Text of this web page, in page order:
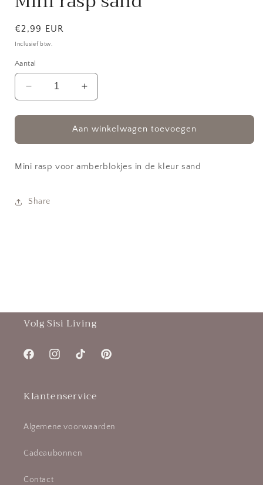
Normale
prijs
€2,99 EUR
Inclusief btw.
Aantal
Aantal
verlagen
voor
Aantal
verhogen
voor
Mini
Aan winkelwagen toevoegen
Mini rasp voor amberblokjes in de kleur sand
Share
Volg Sisi Living
FacebookInstagramTikTok Pinterest
Klantenservice
Algemene voorwaarden
Cadeaubonnen
Contact